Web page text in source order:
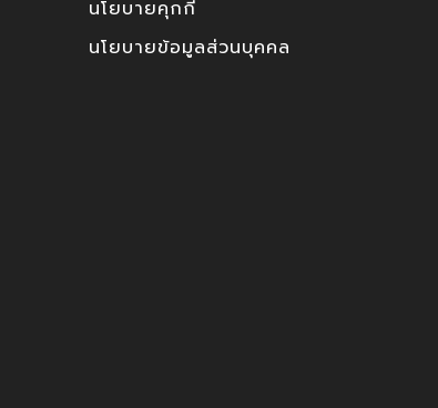
นโยบายคุกกี้
นโยบายข้อมูลส่วนบุคคล